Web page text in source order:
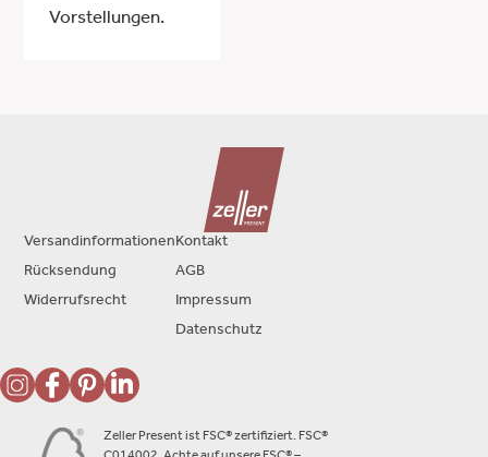
Vorstellungen.
Zeller Present ist FSC® zertifiziert. FSC®
Versandinformationen
Rücksendung
Widerrufsrecht
Kontakt
AGB
Impressum
Datenschutz